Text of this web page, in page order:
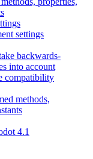
settings
backwards-
into account
compatibility
methods,
4.1